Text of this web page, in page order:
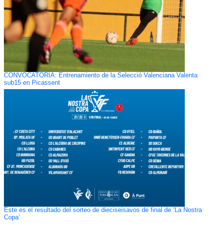
CONVOCATORIA: Entrenamiento de la Selecció Valenciana Valenta
sub15 en Picassent
Este es el resultado del sorteo de dieciseisavos de final de ‘La Nostra
Copa’